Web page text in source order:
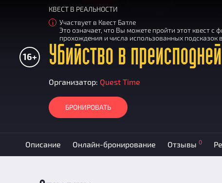
КВЕСТ В РЕАЛЬНОСТИ
i
Участвует в Квест Батле
Это означает, что Вы можете пройти этот квест с
прохождения и числа использованных подсказок
Убийство в преисподней
16+
Организатор: Quest Time
БРОНИРОВАТЬ
Описание Онлайн-бронирование Отзывы 0